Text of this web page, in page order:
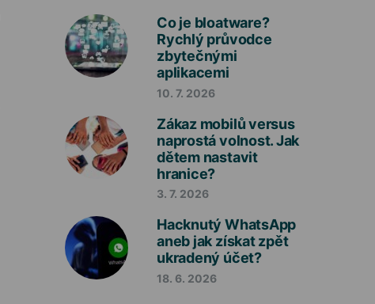
Co je bloatware?
Rychlý průvodce
zbytečnými
aplikacemi
10. 7. 2026
Zákaz mobilů versus
naprostá volnost. Jak
dětem nastavit
hranice?
3. 7. 2026
Hacknutý WhatsApp
aneb jak získat zpět
ukradený účet?
18. 6. 2026